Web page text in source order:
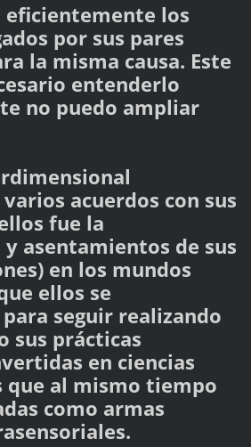
eficientemente los
por sus pares
la misma causa. Este
entenderlo
no puedo ampliar
acuerdos con sus
fue la
asentamientos de sus
en los mundos
ellos se
seguir realizando
sus prácticas
en ciencias
que al mismo tiempo
como armas